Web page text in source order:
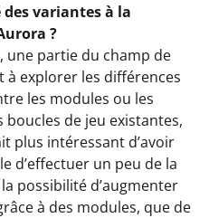
variantes à la
?
une partie du champ de
explorer les différences
les modules ou les
boucles de jeu existantes,
plus intéressant d’avoir
d’effectuer un peu de la
possibilité d’augmenter
à des modules, que de